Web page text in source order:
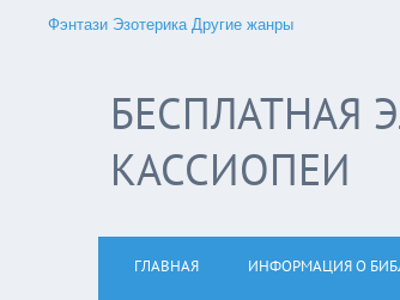
Фэнтази Эзотерика Другие жанры
БЕСПЛАТНАЯ
КАССИОПЕИ
ГЛАВНАЯ ИНФОРМАЦИЯ О